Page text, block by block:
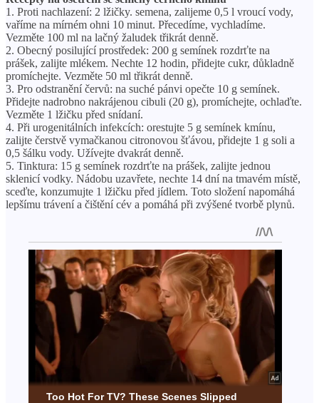
1. Proti nachlazení: 2 lžičky. semena, zalijeme 0,5 l vroucí vody,
vaříme na mírném ohni 10 minut. Přecedíme, vychladíme.
Vezměte 100 ml na lačný žaludek třikrát denně.
2. Obecný posilující prostředek: 200 g semínek rozdrťte na
prášek, zalijte mlékem. Nechte 12 hodin, přidejte cukr, důkladně
promíchejte. Vezměte 50 ml třikrát denně.
3. Pro odstranění červů: na suché pánvi opečte 10 g semínek.
Přidejte nadrobno nakrájenou cibuli (20 g), promíchejte, ochlaďte.
Vezměte 1 lžičku před snídaní.
4. Při urogenitálních infekcích: orestujte 5 g semínek kmínu,
zalijte čerstvě vymačkanou citronovou šťávou, přidejte 1 g soli a
0,5 šálku vody. Užívejte dvakrát denně.
5. Tinktura: 15 g semínek rozdrťte na prášek, zalijte jednou
sklenicí vodky. Nádobu uzavřete, nechte 14 dní na tmavém místě,
sceďte, konzumujte 1 lžičku před jídlem. Toto složení napomáhá
lepšímu trávení a čištění cév a pomáhá při zvýšené tvorbě plynů.